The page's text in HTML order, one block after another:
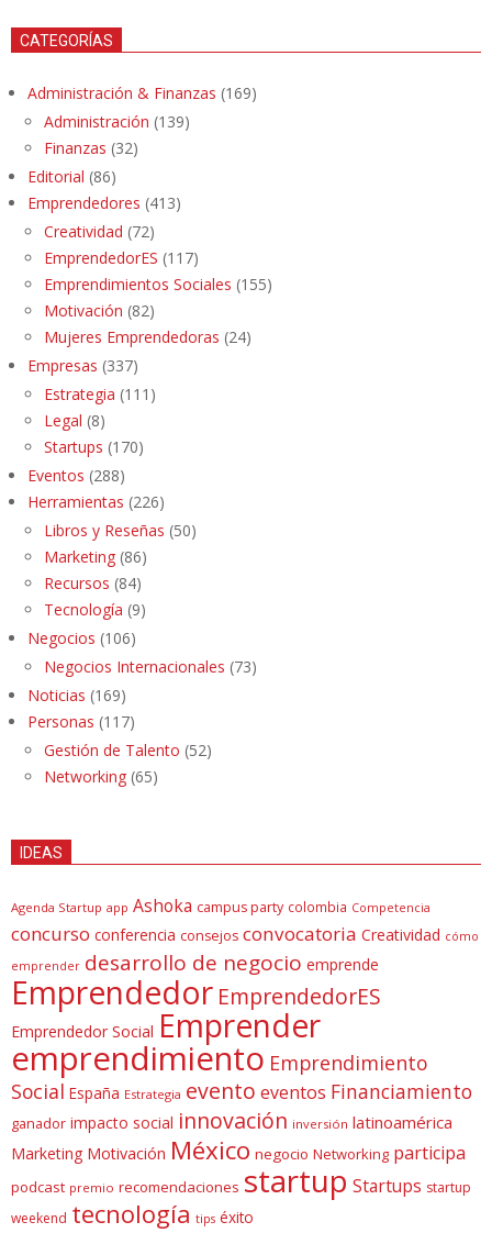
CATEGORÍAS
Administración & Finanzas (169)
Administración (139)
Finanzas (32)
Editorial (86)
Emprendedores (413)
Creatividad (72)
EmprendedorES (117)
Emprendimientos Sociales (155)
Motivación (82)
Mujeres Emprendedoras (24)
Empresas (337)
Estrategia (111)
Legal (8)
Startups (170)
Eventos (288)
Herramientas (226)
Libros y Reseñas (50)
Marketing (86)
Recursos (84)
Tecnología (9)
Negocios (106)
Negocios Internacionales (73)
Noticias (169)
Personas (117)
Gestión de Talento (52)
Networking (65)
IDEAS
Agenda Startup app Ashoka campus party colombia Competencia
concurso conferencia consejos convocatoria Creatividad cómo
emprender desarrollo de negocio emprende
Emprendedor EmprendedorES
Emprendedor Social Emprender
emprendimiento Emprendimiento
Social España Estrategia evento eventos Financiamiento
ganador impacto social innovación inversión latinoamérica
Marketing Motivación México negocio Networking participa
podcast premio recomendaciones startup Startups startup
weekend tecnología tips éxito